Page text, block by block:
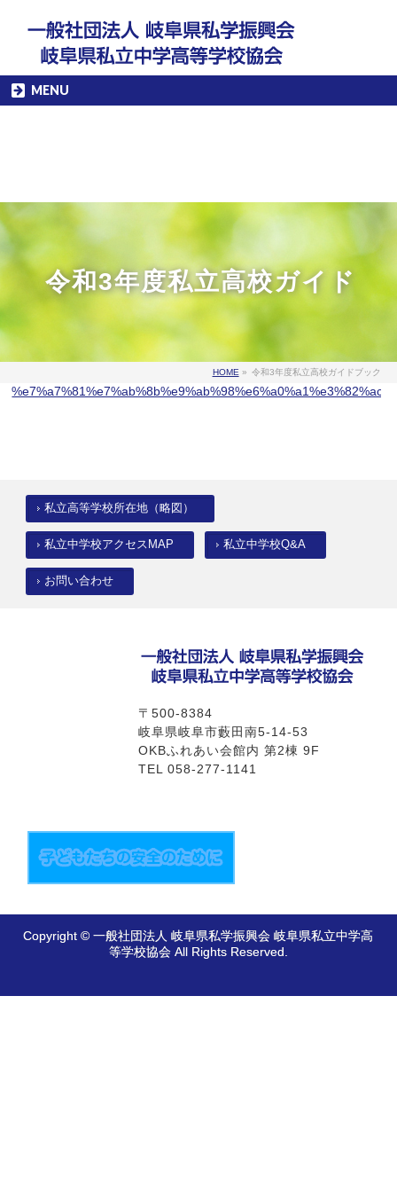
MENU
令和3年度私立高校ガイド
HOME » 令和3年度私立高校ガイドブック
私立高等学校所在地（略図）
私立中学校アクセスMAP 私立中学校Q&A
お問い合わせ
〒500-8384
岐阜県岐阜市藪田南5-14-53
OKBふれあい会館内 第2棟 9F
TEL 058-277-1141
Copyright © 一般社団法人 岐阜県私学振興会 岐阜県私立中学高
等学校協会 All Rights Reserved.